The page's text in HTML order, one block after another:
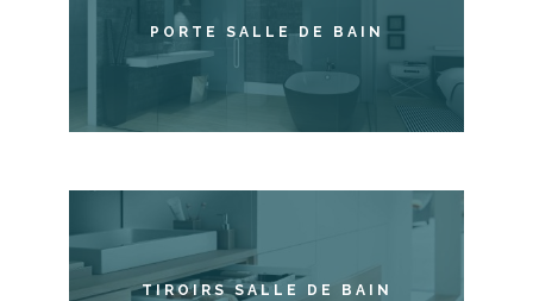
PORTE SALLE DE BAIN
TIROIRS SALLE DE BAIN